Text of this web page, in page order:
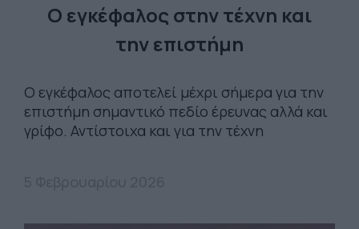
O εγκέφαλος στην τέχνη και
την επιστήμη
Ο εγκέφαλος αποτελεί μέχρι σήμερα για την
επιστήμη σημαντικό πεδίο έρευνας αλλά και
γρίφο. Αντίστοιχα και για την τέχνη